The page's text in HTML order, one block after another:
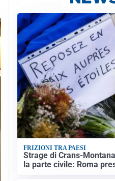
FRIZIONI TRA PAESI
Strage di Crans-
la parte civile: Roma